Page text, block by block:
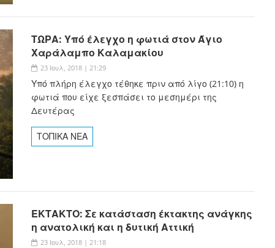
ΤΩΡΑ: Υπό έλεγχο η φωτιά στον Άγιο
Χαράλαμπο Καλαμακίου
23 Ιουλ, 2018 | 21:29
Υπό πλήρη έλεγχο τέθηκε πριν από λίγο (21:10) η
φωτιά που είχε ξεσπάσει το μεσημέρι της
Δευτέρας
ΤΟΠΙΚΑ ΝΕΑ
ΕΚΤΑΚΤΟ: Σε κατάσταση έκτακτης ανάγκης
η ανατολική και η δυτική Αττική
23 Ιουλ, 2018 | 21:18